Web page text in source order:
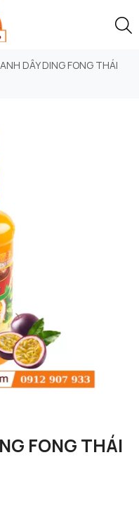
DÂY DING FONG THÁI
FONG THÁI